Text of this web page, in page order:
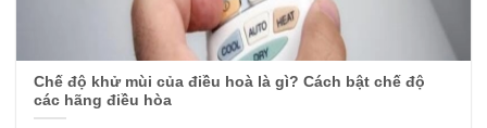
Chế độ khử mùi của điều hoà là gì? Cách bật chế độ
các hãng điều hòa